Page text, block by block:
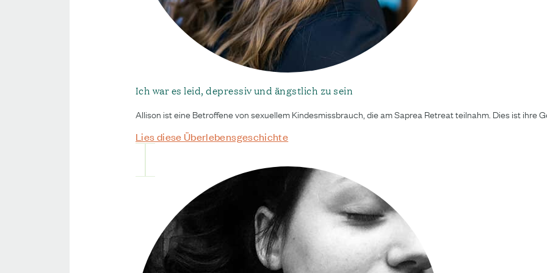
Ich war es leid, depressiv und ängstlich zu sein
Allison ist eine Betroffene von sexuellem Kindesmissbrauch, die am Saprea Retreat teilnahm. Dies ist ihre
Lies diese Überlebensgeschichte